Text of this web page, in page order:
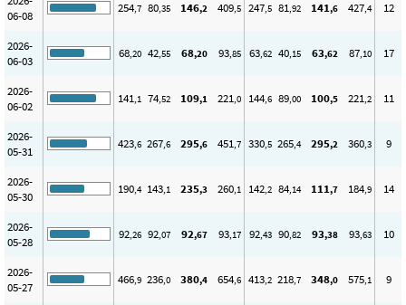
06-08
254,7 80,35 146,2 409,5 247,5 81,92 141,6 427,4 12
2026-
06-03
68,20 42,55 68,20 93,85 63,62 40,15 63,62 87,10 17
2026-
06-02
141,1 74,52 109,1 221,0 144,6 89,00 100,5 221,2 11
2026-
05-31
423,6 267,6 295,6 451,7 330,5 265,4 295,2 360,3 9
2026-
05-30
190,4 143,1 235,3 260,1 142,2 84,14 111,7 184,9 14
2026-
05-28
92,26 92,07 92,67 93,17 92,43 90,82 93,38 93,63 10
2026-
05-27
466,9 236,0 380,4 654,6 413,2 218,7 348,0 575,1 9